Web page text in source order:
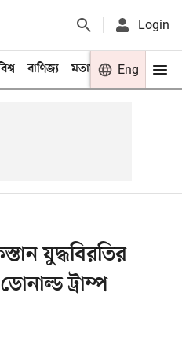
Login
বাণিজ্য মতামত খেলা
Eng
যুদ্ধবিরতির
ট্রাম্প